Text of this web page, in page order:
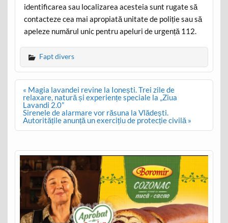
identificarea sau localizarea acesteia sunt rugate să
contacteze cea mai apropiată unitate de poliție sau să
apeleze numărul unic pentru apeluri de urgență 112.
Fapt divers
Post
navigation
« Magia lavandei revine la Ionești. Trei zile de
relaxare, natură și experiențe speciale la „Ziua
Lavandi 2.0”
Sirenele de alarmare vor răsuna la Vlădești.
Autoritățile anunță un exercițiu de protecție civilă »